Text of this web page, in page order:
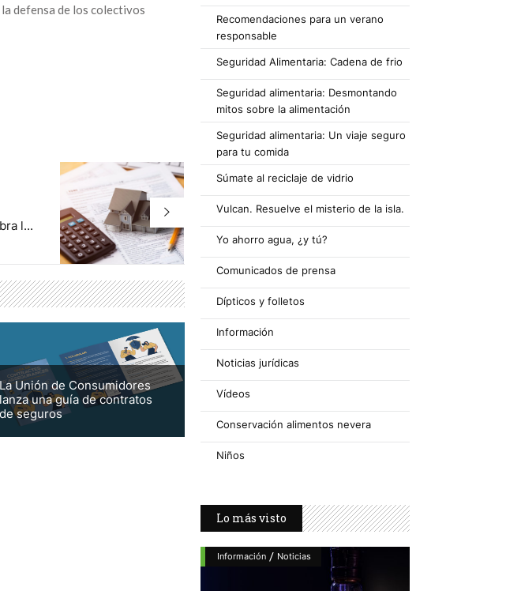
defensa de los colectivos
l...
La Unión de Consumidores
lanza una guía de contratos
de seguros
Recomendaciones para un verano
responsable
Seguridad Alimentaria: Cadena de frio
Seguridad alimentaria: Desmontando
mitos sobre la alimentación
Seguridad alimentaria: Un viaje seguro
para tu comida
Súmate al reciclaje de vidrio
Vulcan. Resuelve el misterio de la isla.
Yo ahorro agua, ¿y tú?
Comunicados de prensa
Dípticos y folletos
Información
Noticias jurídicas
Vídeos
Conservación alimentos nevera
Niños
Lo más visto
Información / Noticias